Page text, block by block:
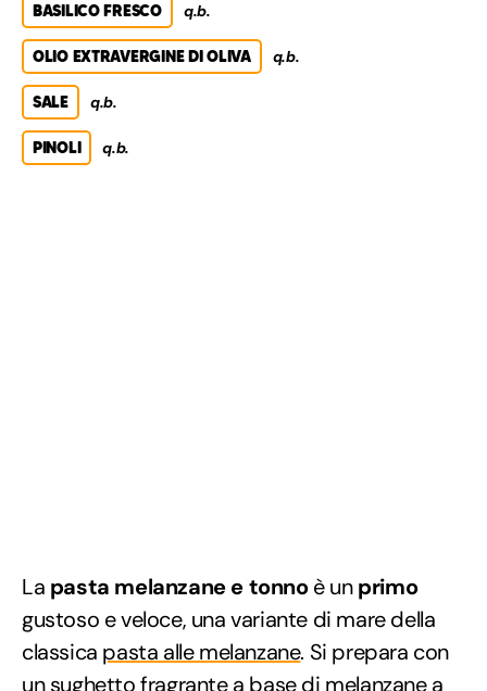
BASILICO FRESCO q.b.
OLIO EXTRAVERGINE DI OLIVA q.b.
SALE q.b.
PINOLI q.b.
La pasta melanzane e tonnoè unprimo
gustoso e veloce, una variante di mare della
classica pasta alle melanzane. Si prepara con
un sughetto fragrante a base di melanzane a